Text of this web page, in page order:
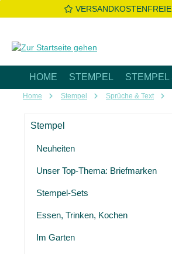
Hauptinhalt springen
Zur Suche springen
Zur Hauptnavigation springen
HOME STEMPEL STEMPEL
Home Stempel Sprüche & Text
Stempel
Neuheiten
Unser Top-Thema: Briefmarken
Stempel-Sets
Essen, Trinken, Kochen
Im Garten